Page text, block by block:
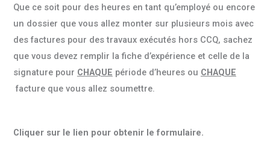
Que ce soit pour des heures en tant qu’employé ou encore
un dossier que vous allez monter sur plusieurs mois avec
des factures pour des travaux exécutés hors CCQ, sachez
que vous devez remplir la fiche d’expérience et celle de la
signature pour CHAQUE période d’heures ou CHAQUE
facture que vous allez soumettre.
Cliquer sur le lien pour obtenir le formulaire.